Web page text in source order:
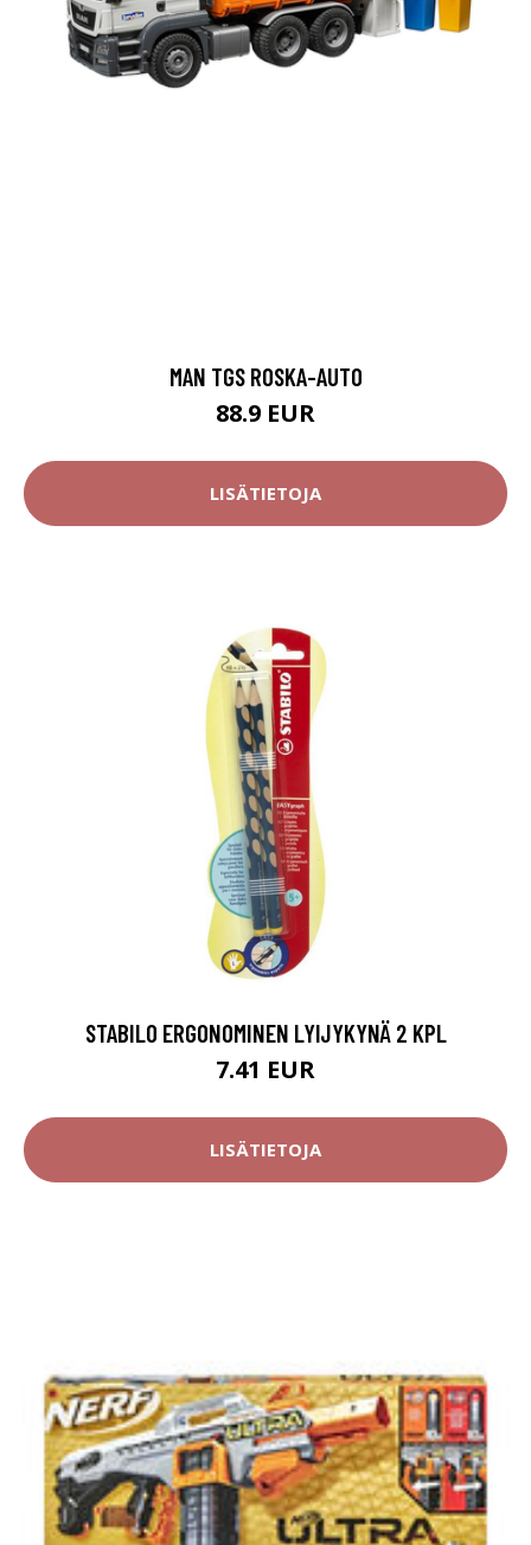
MAN TGS ROSKA-AUTO
88.9 EUR
LISÄTIETOJA
STABILO ERGONOMINEN LYIJYKYNÄ 2 KPL
7.41 EUR
LISÄTIETOJA